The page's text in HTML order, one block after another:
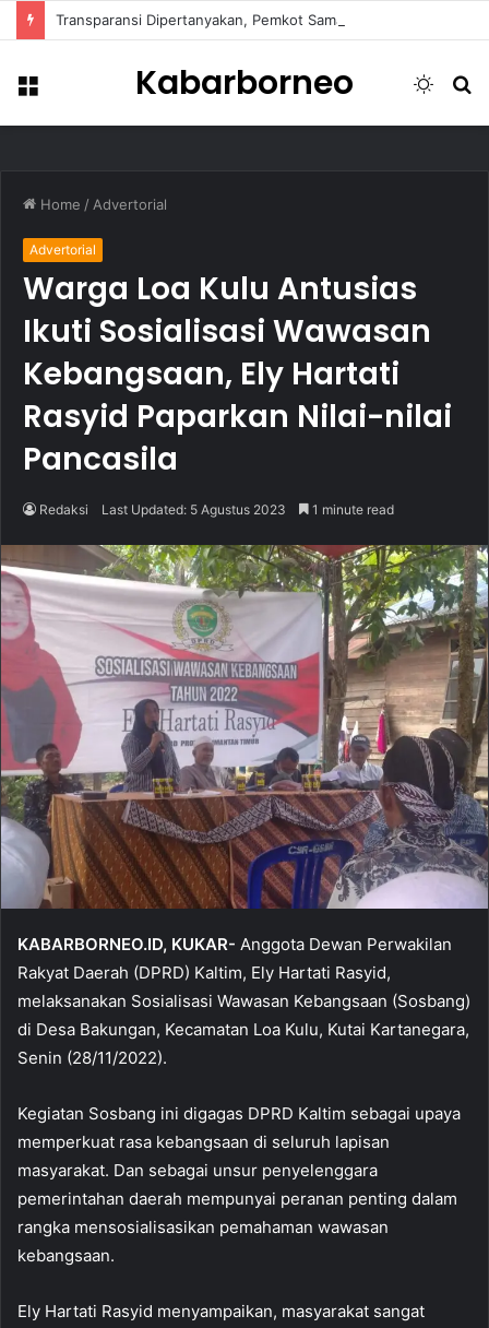
Menu Kabarborneo
Switch
Home / Advertorial
Advertorial
Warga Loa Kulu Antusias
Ikuti Sosialisasi Wawasan
Kebangsaan, Ely Hartati
Rasyid Paparkan Nilai-nilai
Pancasila
Redaksi Last Updated: 5 Agustus 2023 1 minute read
KABARBORNEO.ID, KUKAR- Anggota Dewan Perwakilan
Rakyat Daerah (DPRD) Kaltim, Ely Hartati Rasyid,
melaksanakan Sosialisasi Wawasan Kebangsaan (Sosbang)
di Desa Bakungan, Kecamatan Loa Kulu, Kutai Kartanegara,
Senin (28/11/2022).
Kegiatan Sosbang ini digagas DPRD Kaltim sebagai upaya
memperkuat rasa kebangsaan di seluruh lapisan
masyarakat. Dan sebagai unsur penyelenggara
pemerintahan daerah mempunyai peranan penting dalam
rangka mensosialisasikan pemahaman wawasan
kebangsaan.
Ely Hartati Rasyid menyampaikan, masyarakat sangat